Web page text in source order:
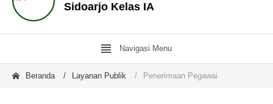
Sidoarjo Kelas IA
Navigasi Menu
Beranda Layanan Publik Penerimaan Pegawai